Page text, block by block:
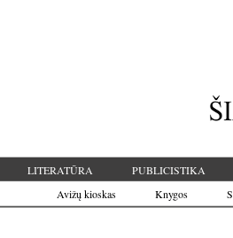
LITERATŪRA PUBLICISTIKA
Avižų kioskas
Knygos